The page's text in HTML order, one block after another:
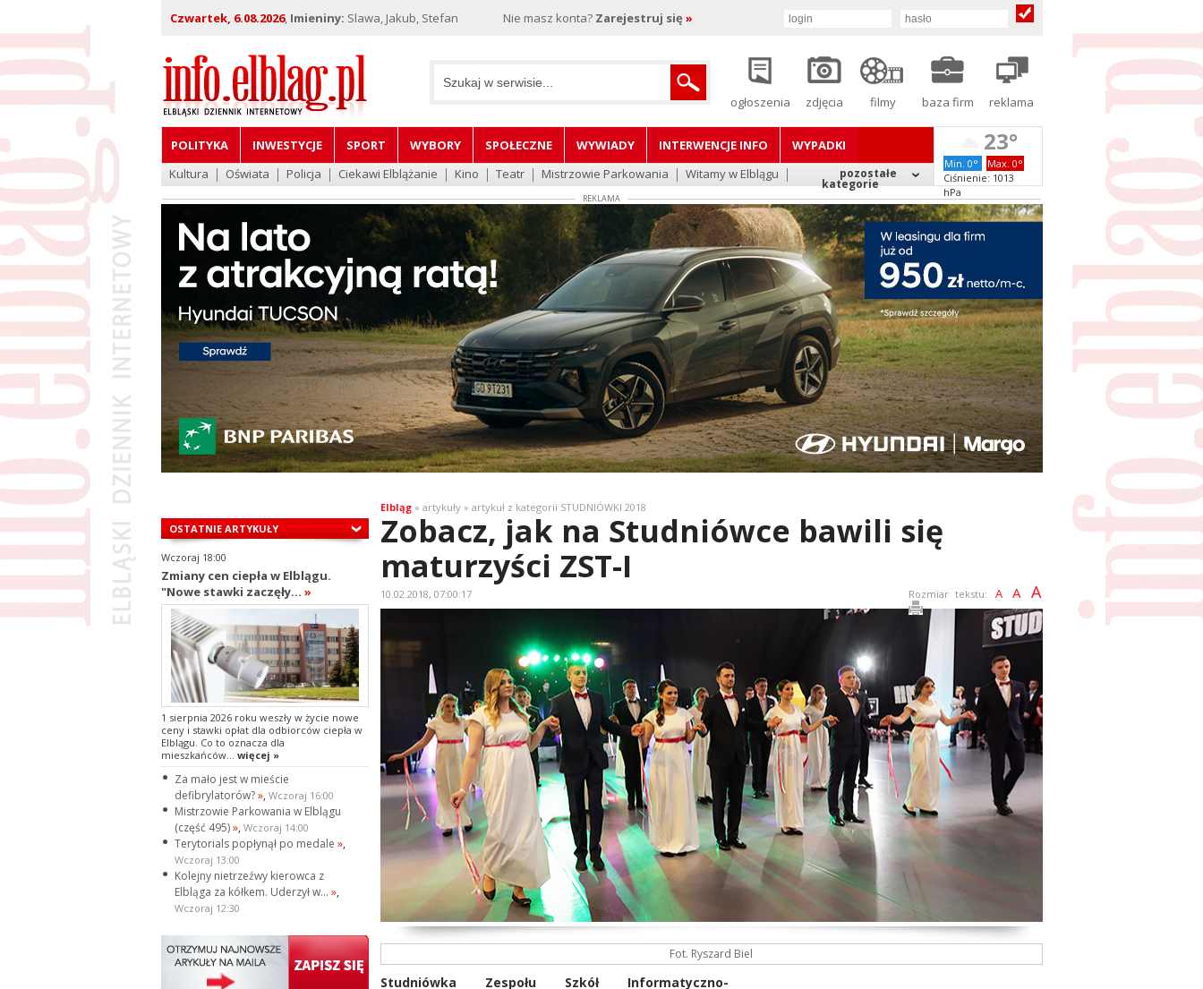
Czwartek, 6.08.2026, Imieniny: Slawa, Jakub, Stefan Nie masz konta? Zarejestruj się »
ogłoszenia zdjęcia filmy baza firm reklama
POLITYKA INWESTYCJE SPORT WYBORY SPOŁECZNE WYWIADY INTERWENCJE INFO
WYPADKI
Kultura
Oświata Policja Ciekawi Elblążanie Kino Teatr Mistrzowie Parkowania Witamy w Elblągu pozostałe
kategorie
23°
Min. 0°
Max. 0°
Ciśnienie: 1013
hPa
REKLAMA
OSTATNIE ARTYKUŁY
Wczoraj 18:00
Zmiany cen ciepła w Elblągu.
"Nowe stawki zaczęły... »
1 sierpnia 2026 roku weszły w życie nowe
ceny i stawki opłat dla odbiorców ciepła w
Elblągu. Co to oznacza dla
mieszkańców... więcej »
Za mało jest w mieście
defibrylatorów?», Wczoraj 16:00
Mistrzowie Parkowania w Elblągu
(część 495)», Wczoraj 14:00
Terytorials popłynął po medale »,
Wczoraj 13:00
Kolejny nietrzeźwy kierowca z
Elbląga za kółkem. Uderzył w... »,
Wczoraj 12:30
Elbląg» artykuły » artykuł z kategorii STUDNIÓWKI 2018
Zobacz, jak na Studniówce bawili się
maturzyści ZST-I
10.02.2018, 07:00:17 Rozmiar tekstu: A A A
Fot. Ryszard Biel
Studniówka Zespołu Szkół Informatyczno-